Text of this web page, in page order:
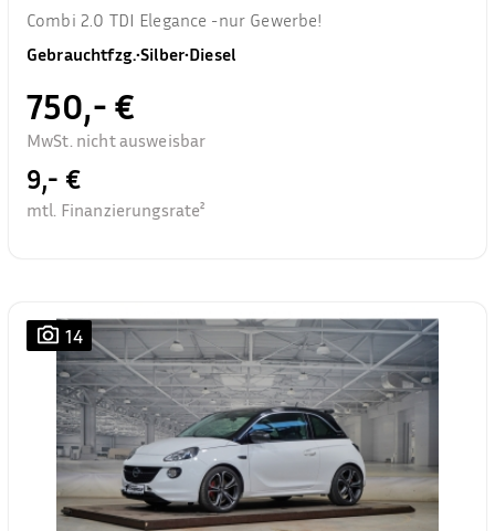
Combi 2.0 TDI Elegance -nur Gewerbe!
Gebrauchtfzg.•Silber•Diesel
750,- €
MwSt. nicht ausweisbar
9,- €
mtl. Finanzierungsrate²
14